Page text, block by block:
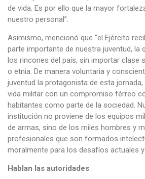
de vida. Es por ello que la mayor
nuestro personal”.
Asimismo, mencionó que “el Ejército
parte importante de nuestra juventud, la
los rincones del país, sin importar clase
o etnia. De manera voluntaria y
juventud la protagonista de esta
vida militar con un compromiso férreo
habitantes como parte de la sociedad.
institución no proviene de los equipos
de armas, sino de los miles hombres y
profesionales que son formados
moralmente para los desafíos actuales
Hablan las autoridades